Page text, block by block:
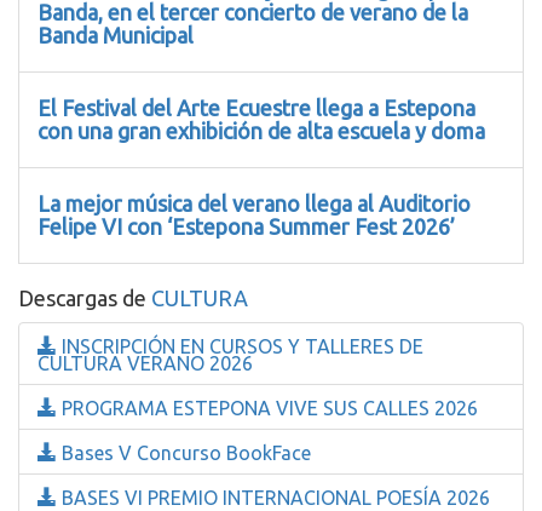
Banda, en el tercer concierto de verano de la
Banda Municipal
El Festival del Arte Ecuestre llega a Estepona
con una gran exhibición de alta escuela y doma
La mejor música del verano llega al Auditorio
Felipe VI con ‘Estepona Summer Fest 2026’
Descargas de CULTURA
INSCRIPCIÓN EN CURSOS Y TALLERES DE
CULTURA VERANO 2026
PROGRAMA ESTEPONA VIVE SUS CALLES 2026
Bases V Concurso BookFace
BASES VI PREMIO INTERNACIONAL POESÍA 2026